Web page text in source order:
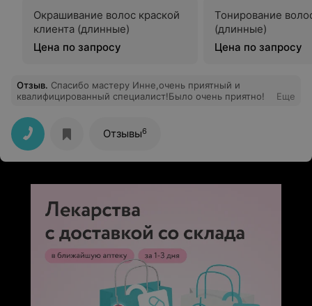
Окрашивание волос краской
клиента (длинные)
Цена по запросу
Тонирование
(длинные)
Цена по запросу
Отзыв. Спасибо мастеру Инне,очень приятный и
квалифицированный специалист!Было очень приятно!
Еще
Отзывы6